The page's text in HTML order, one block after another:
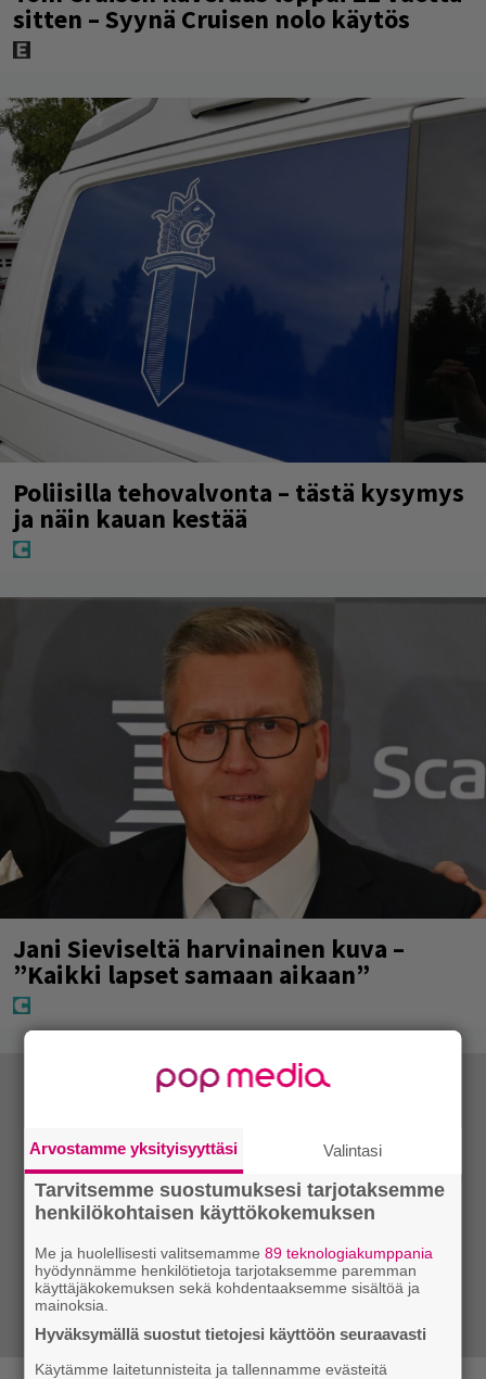
sitten – Syynä Cruisen nolo käytös
Poliisilla tehovalvonta – tästä kysymys
ja näin kauan kestää
Jani Sieviseltä harvinainen kuva –
”Kaikki lapset samaan aikaan”
Arvostamme yksityisyyttäsi Valintasi
Tarvitsemme suostumuksesi tarjotaksemme
henkilökohtaisen käyttökokemuksen
Me ja huolellisesti valitsemamme89 teknologiakumppania
hyödynnämme henkilötietoja tarjotaksemme paremman
käyttäjäkokemuksen sekä kohdentaaksemme sisältöä ja
mainoksia.
Hyväksymällä suostut tietojesi käyttöön seuraavasti
Käytämme laitetunnisteita ja tallennamme evästeitä